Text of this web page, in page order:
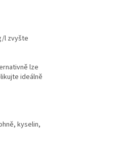
l zvyšte
lze
ideálně
kyselin,